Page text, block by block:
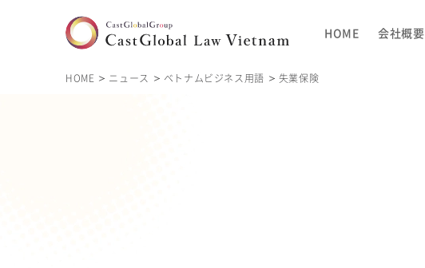
HOME 会社概要
HOME ニュース ベトナムビジネス用語 失業保険